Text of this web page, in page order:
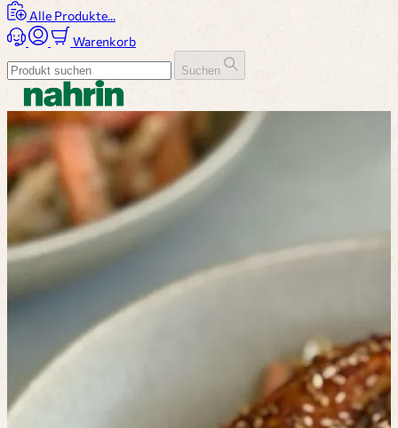
Alle Produkte...
Warenkorb
Suchen